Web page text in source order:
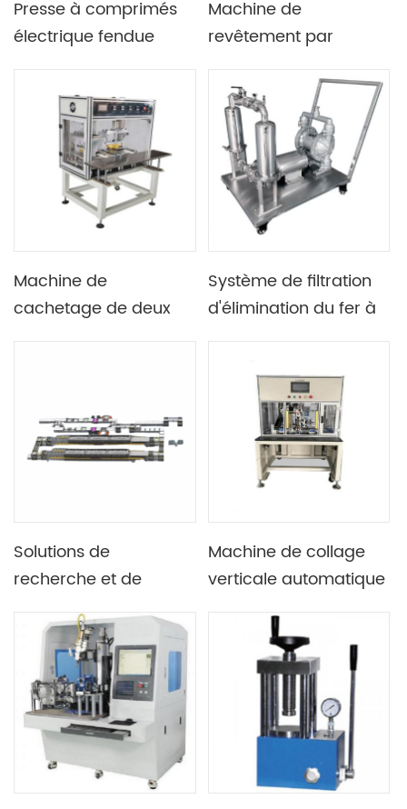
Presse à comprimés
électrique fendue
automatique de
laboratoire
Machine de
revêtement par
pulvérisation
ultrasonique de
laboratoire 500C,
avec plaque
chauffante de 6 "× 6"
Machine de
cachetage de deux
cellules de poche
Système de filtration
d'élimination du fer à
cylindriques
Solutions de
recherche et de
fabrication de cellules
solaires pérovskites
Machine de collage
verticale automatique
supérieur et latéral de
cellules de poche